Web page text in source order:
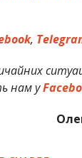
,
нам у